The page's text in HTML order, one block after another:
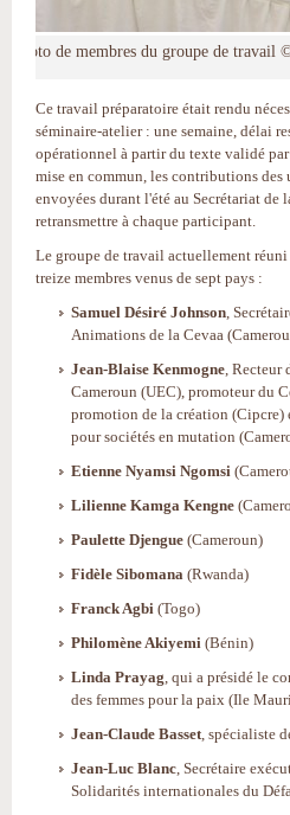
Photo de membres du groupe de travail
Ce travail préparatoire était rendu
séminaire-atelier : une semaine, délai
opérationnel à partir du texte validé
mise en commun, les contributions des
envoyées durant l'été au Secrétariat de
retransmettre à chaque participant.
Le groupe de travail actuellement
treize membres venus de sept pays :
Samuel Désiré Johnson,
Animations de la Cevaa
Jean-Blaise Kenmogne, Recteur
Cameroun (UEC), promoteur du
promotion de la création (Cipcre)
pour sociétés en mutation
Etienne Nyamsi Ngomsi
Lilienne Kamga Kengne
Paulette Djengue (Cameroun)
Fidèle Sibomana (Rwanda)
Franck Agbi (Togo)
Philomène Akiyemi (Bénin)
Linda Prayag, qui a présidé le
des femmes pour la paix (Ile
Jean-Claude Basset, spécialiste
Jean-Luc Blanc, Secrétaire
Solidarités internationales du